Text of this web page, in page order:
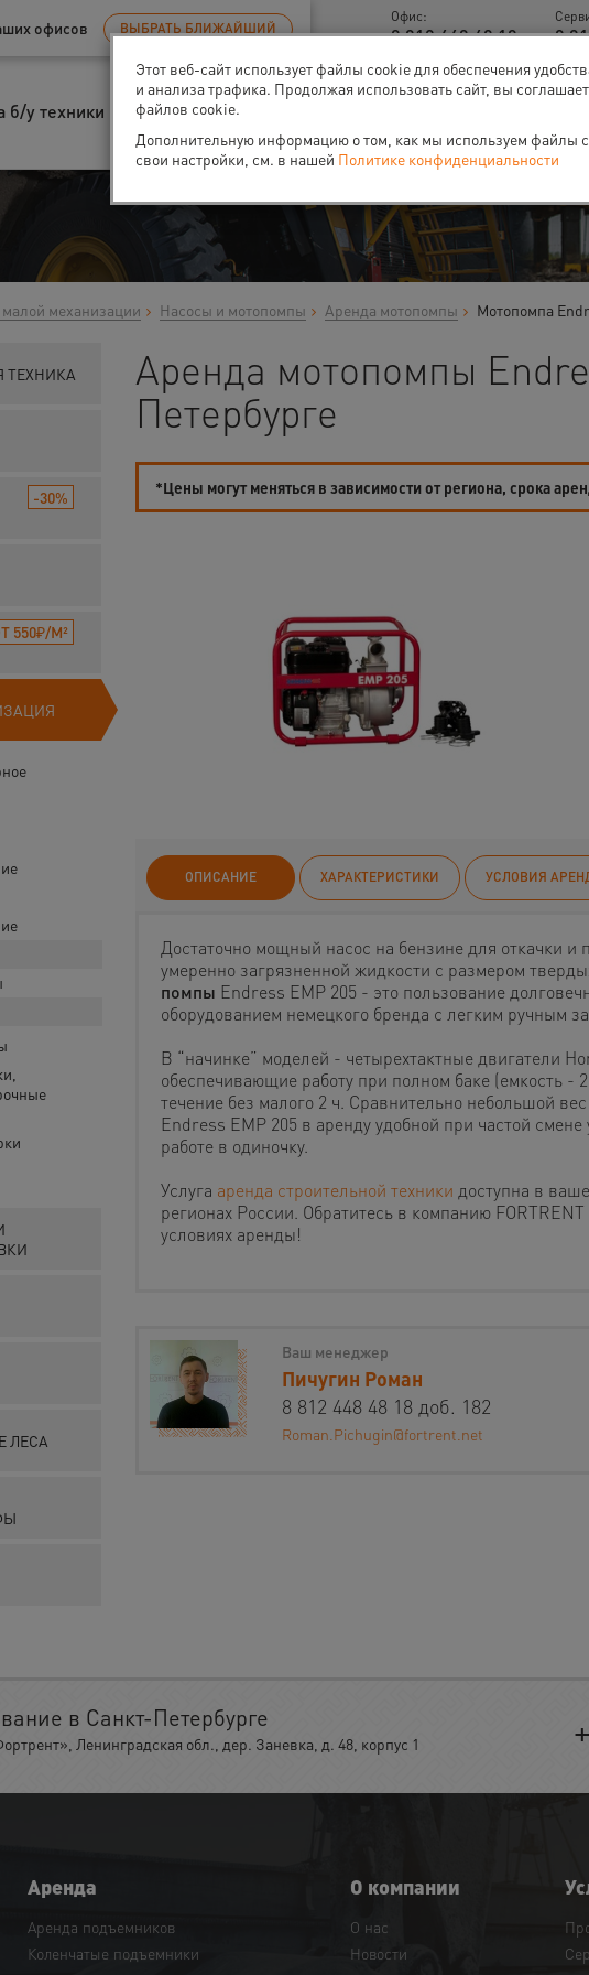
офисов ВЫБРАТЬ БЛИЖАЙШИЙ
Офис:
8 812 448 48 18 8
б/у техники Запчасти
механизации Насосы и мотопомпы Аренда мотопомпы Мотопомпа
ТЕХНИКА
-30%
550₽/М²
ЛЕСА
Аренда мотопомпы
Петербурге
*Цены могут меняться в зависимости от региона, срока
ОПИСАНИЕ ХАРАКТЕРИСТИКИ УСЛОВИЯ
Достаточно мощный насос на бензине для откачки и
умеренно загрязненной жидкости с размером
помпы Endress EMP 205 - это пользование
оборудованием немецкого бренда с легким ручным
В “начинке” моделей - четырехтактные двигатели
обеспечивающие работу при полном баке (емкость -
течение без малого 2 ч. Сравнительно небольшой
Endress EMP 205 в аренду удобной при частой смене
работе в одиночку.
Услуга аренда строительной техники доступна в
регионах России. Обратитесь в компанию
условиях аренды!
Ваш менеджер
Пичугин Роман
8 812 448 48 18 доб. 182
Roman.Pichugin@fortrent.net
в Санкт-Петербурге
Ленинградская обл., дер. Заневка, д. 48, корпус 1
Аренда
Аренда подъемников
Коленчатые подъемники
О компании
О нас
Новости
Этот веб-сайт использует файлы cookie для обеспечения
и анализа трафика. Продолжая использовать сайт, вы
файлов cookie.
Дополнительную информацию о том, как мы используем файлы
свои настройки, см. в нашей Политике конфиденциальности